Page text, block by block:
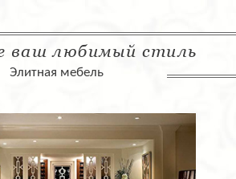
ваш любимый стиль
Элитная мебель